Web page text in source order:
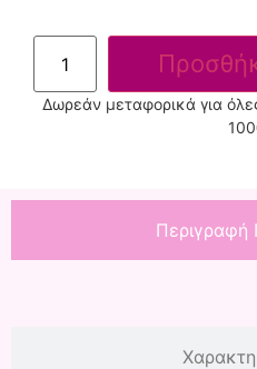
Δωρεάν μεταφορικά για
Περιγραφή